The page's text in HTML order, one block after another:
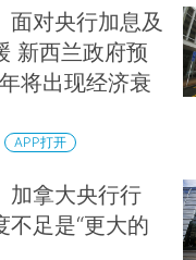
面对央行加息及
新西兰政府预
将出现经济衰
APP打开
加拿大央行行
不足是“更大的